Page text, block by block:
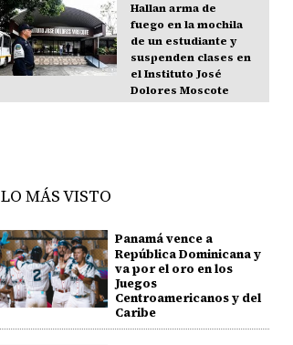
Hallan arma de
fuego en la mochila
de un estudiante y
suspenden clases en
el Instituto José
Dolores Moscote
LO MÁS VISTO
Panamá vence a
República Dominicana y
va por el oro en los
Juegos
Centroamericanos y del
Caribe